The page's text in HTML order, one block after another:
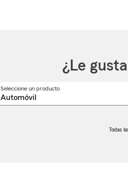
¿Le
Seleccione un productoSeleccione
Todas